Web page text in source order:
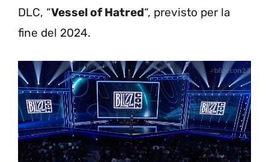
DLC, “Vessel of Hatred“, previsto per la
fine del 2024.